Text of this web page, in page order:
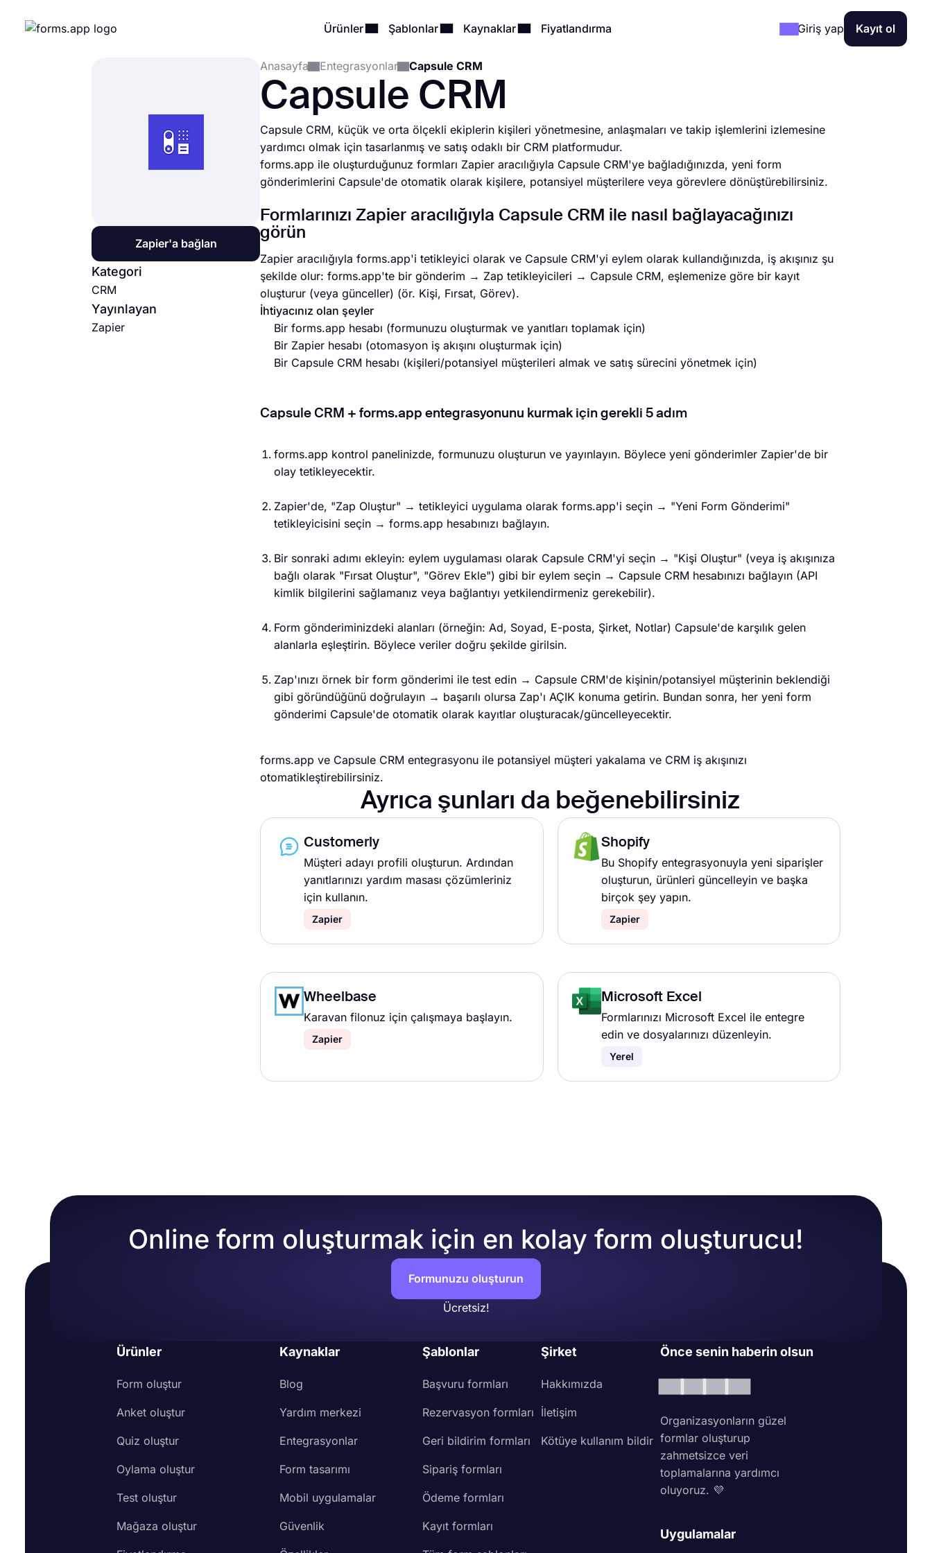
Ürünler Şablonlar Kaynaklar Fiyatlandırma Giriş yap Kayıt ol
Zapier'a bağlan
Kategori
CRM
Yayınlayan
Zapier
Anasayfa Entegrasyonlar Capsule CRM
Capsule CRM
Capsule CRM, küçük ve orta ölçekli ekiplerin kişileri yönetmesine, anlaşmaları ve takip işlemlerini izlemesine
yardımcı olmak için tasarlanmış ve satış odaklı bir CRM platformudur.
forms.app ile oluşturduğunuz formları Zapier aracılığıyla Capsule CRM'ye bağladığınızda, yeni form
gönderimlerini Capsule'de otomatik olarak kişilere, potansiyel müşterilere veya görevlere dönüştürebilirsiniz.
Formlarınızı Zapier aracılığıyla Capsule CRM ile nasıl bağlayacağınızı
görün
Zapier aracılığıyla forms.app'i tetikleyici olarak ve Capsule CRM'yi eylem olarak kullandığınızda, iş akışınız şu
şekilde olur: forms.app'te bir gönderim → Zap tetikleyicileri → Capsule CRM, eşlemenize göre bir kayıt
oluşturur (veya günceller) (ör. Kişi, Fırsat, Görev).
İhtiyacınız olan şeyler
Bir forms.app hesabı (formunuzu oluşturmak ve yanıtları toplamak için)
Bir Zapier hesabı (otomasyon iş akışını oluşturmak için)
Bir Capsule CRM hesabı (kişileri/potansiyel müşterileri almak ve satış sürecini yönetmek için)
Capsule CRM + forms.app entegrasyonunu kurmak için gerekli 5 adım
forms.app kontrol panelinizde, formunuzu oluşturun ve yayınlayın. Böylece yeni gönderimler Zapier'de bir
olay tetikleyecektir.
Zapier'de, "Zap Oluştur" → tetikleyici uygulama olarak forms.app'i seçin → "Yeni Form Gönderimi"
tetikleyicisini seçin → forms.app hesabınızı bağlayın.
Bir sonraki adımı ekleyin: eylem uygulaması olarak Capsule CRM'yi seçin → "Kişi Oluştur" (veya iş akışınıza
bağlı olarak "Fırsat Oluştur", "Görev Ekle") gibi bir eylem seçin → Capsule CRM hesabınızı bağlayın (API
kimlik bilgilerini sağlamanız veya bağlantıyı yetkilendirmeniz gerekebilir).
Form gönderiminizdeki alanları (örneğin: Ad, Soyad, E-posta, Şirket, Notlar) Capsule'de karşılık gelen
alanlarla eşleştirin. Böylece veriler doğru şekilde girilsin.
Zap'ınızı örnek bir form gönderimi ile test edin → Capsule CRM'de kişinin/potansiyel müşterinin beklendiği
gibi göründüğünü doğrulayın → başarılı olursa Zap'ı AÇIK konuma getirin. Bundan sonra, her yeni form
gönderimi Capsule'de otomatik olarak kayıtlar oluşturacak/güncelleyecektir.
forms.app ve Capsule CRM entegrasyonu ile potansiyel müşteri yakalama ve CRM iş akışınızı
otomatikleştirebilirsiniz.
Ayrıca şunları da beğenebilirsiniz
Customerly
Müşteri adayı profili oluşturun. Ardından
yanıtlarınızı yardım masası çözümleriniz
için kullanın.
Zapier
Shopify
Bu Shopify entegrasyonuyla yeni siparişler
oluşturun, ürünleri güncelleyin ve başka
birçok şey yapın.
Zapier
Wheelbase
Karavan filonuz için çalışmaya başlayın.
Zapier
Microsoft Excel
Formlarınızı Microsoft Excel ile entegre
edin ve dosyalarınızı düzenleyin.
Yerel
Online form oluşturmak için en kolay form oluşturucu!
Formunuzu oluşturun
Ücretsiz!
Ürünler
Form oluştur
Anket oluştur
Quiz oluştur
Oylama oluştur
Test oluştur
Mağaza oluştur
Kaynaklar
Blog
Yardım merkezi
Entegrasyonlar
Form tasarımı
Mobil uygulamalar
Güvenlik
Şablonlar
Başvuru formları
Rezervasyon formları
Geri bildirim formları
Sipariş formları
Ödeme formları
Kayıt formları
Şirket
Hakkımızda
İletişim
Kötüye kullanım bildir
Önce senin haberin olsun
Organizasyonların güzel
formlar oluşturup
zahmetsizce veri
toplamalarına yardımcı
oluyoruz. 💜
Uygulamalar